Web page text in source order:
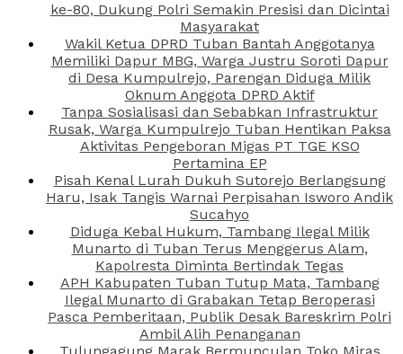
ke-80, Dukung Polri Semakin Presisi dan Dicintai
Masyarakat
Wakil Ketua DPRD Tuban Bantah Anggotanya
Memiliki Dapur MBG, Warga Justru Soroti Dapur
di Desa Kumpulrejo, Parengan Diduga Milik
Oknum Anggota DPRD Aktif
Tanpa Sosialisasi dan Sebabkan Infrastruktur
Rusak, Warga Kumpulrejo Tuban Hentikan Paksa
Aktivitas Pengeboran Migas PT TGE KSO
Pertamina EP
Pisah Kenal Lurah Dukuh Sutorejo Berlangsung
Haru, Isak Tangis Warnai Perpisahan Isworo Andik
Sucahyo
Diduga Kebal Hukum, Tambang Ilegal Milik
Munarto di Tuban Terus Menggerus Alam,
Kapolresta Diminta Bertindak Tegas
APH Kabupaten Tuban Tutup Mata, Tambang
Ilegal Munarto di Grabakan Tetap Beroperasi
Pasca Pemberitaan, Publik Desak Bareskrim Polri
Ambil Alih Penanganan